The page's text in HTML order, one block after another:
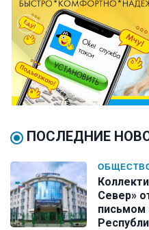
ПОСЛЕДНИЕ
Север»
письмом